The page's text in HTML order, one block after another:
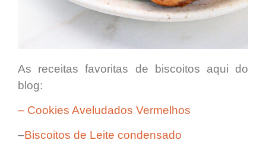
As receitas favoritas de biscoitos aqui do
blog:
– Cookies Aveludados Vermelhos
–Biscoitos de Leite condensado